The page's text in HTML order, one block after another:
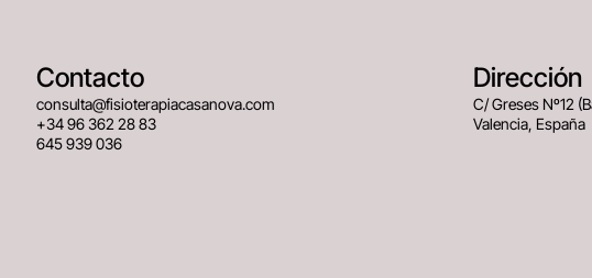
Contacto
consulta@fisioterapiacasanova.com
+34 96 362 28 83
645 939 036
Dirección
C/ Greses Nº12
Valencia, España